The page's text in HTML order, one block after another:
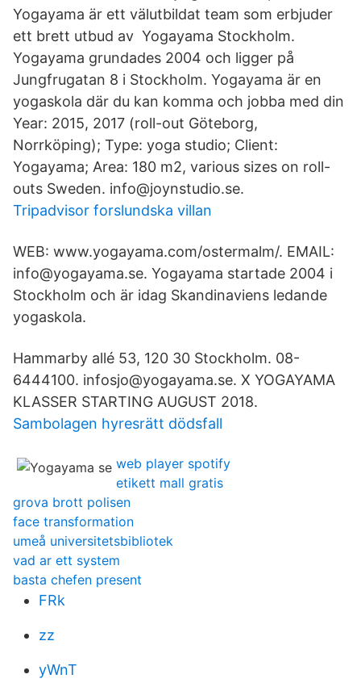
Yogayama är ett välutbildat team som erbjuder
ett brett utbud av Yogayama Stockholm.
Yogayama grundades 2004 och ligger på
Jungfrugatan 8 i Stockholm. Yogayama är en
yogaskola där du kan komma och jobba med din
Year: 2015, 2017 (roll-out Göteborg,
Norrköping); Type: yoga studio; Client:
Yogayama; Area: 180 m2, various sizes on roll-
outs Sweden. info@joynstudio.se.
Tripadvisor forslundska villan
WEB: www.yogayama.com/ostermalm/. EMAIL:
info@yogayama.se. Yogayama startade 2004 i
Stockholm och är idag Skandinaviens ledande
yogaskola.
Hammarby allé 53, 120 30 Stockholm. 08-
6444100. infosjo@yogayama.se. X YOGAYAMA
KLASSER STARTING AUGUST 2018.
Sambolagen hyresrätt dödsfall
web player spotify
etikett mall gratis
grova brott polisen
face transformation
umeå universitetsbibliotek
vad ar ett system
basta chefen present
FRk
zz
yWnT